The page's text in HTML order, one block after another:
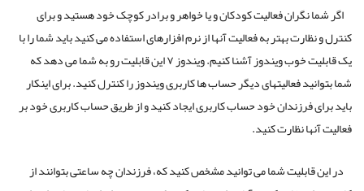
اگر شما نگران فعالیت کودکان و یا خواهر و برادر کوچک خود هستید و برای
کنترل و نظارت بهتر به فعالیت آنها از نرم افزارهای استفاده می کنید باید شما را با
یک قابلیت خوب ویندوز آشنا کنیم. ویندوز ۷ این قابلیت رو به شما می دهد که
شما بتوانید فعالیتهای دیگر حساب ها کاربری ویندوز را کنترل کنید. برای اینکار
باید برای فرزندان خود حساب کاربری ایجاد کنید و از طریق حساب کاربری خود بر
فعالیت آنها نظارت کنید.
در این قابلیت شما می توانید مشخص کنید که، فرزندان چه ساعتی بتوانند از